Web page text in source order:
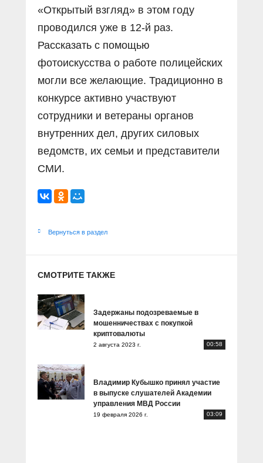
«Открытый взгляд» в этом году
проводился уже в 12-й раз.
Рассказать с помощью
фотоискусства о работе полицейских
могли все желающие. Традиционно в
конкурсе активно участвуют
сотрудники и ветераны органов
внутренних дел, других силовых
ведомств, их семьи и представители
СМИ.
Вернуться в раздел
СМОТРИТЕ ТАКЖЕ
Задержаны подозреваемые в
мошенничествах с покупкой
криптовалюты
2 августа 2023 г. 00:58
Владимир Кубышко принял участие
в выпуске слушателей Академии
управления МВД России
19 февраля 2026 г. 03:09